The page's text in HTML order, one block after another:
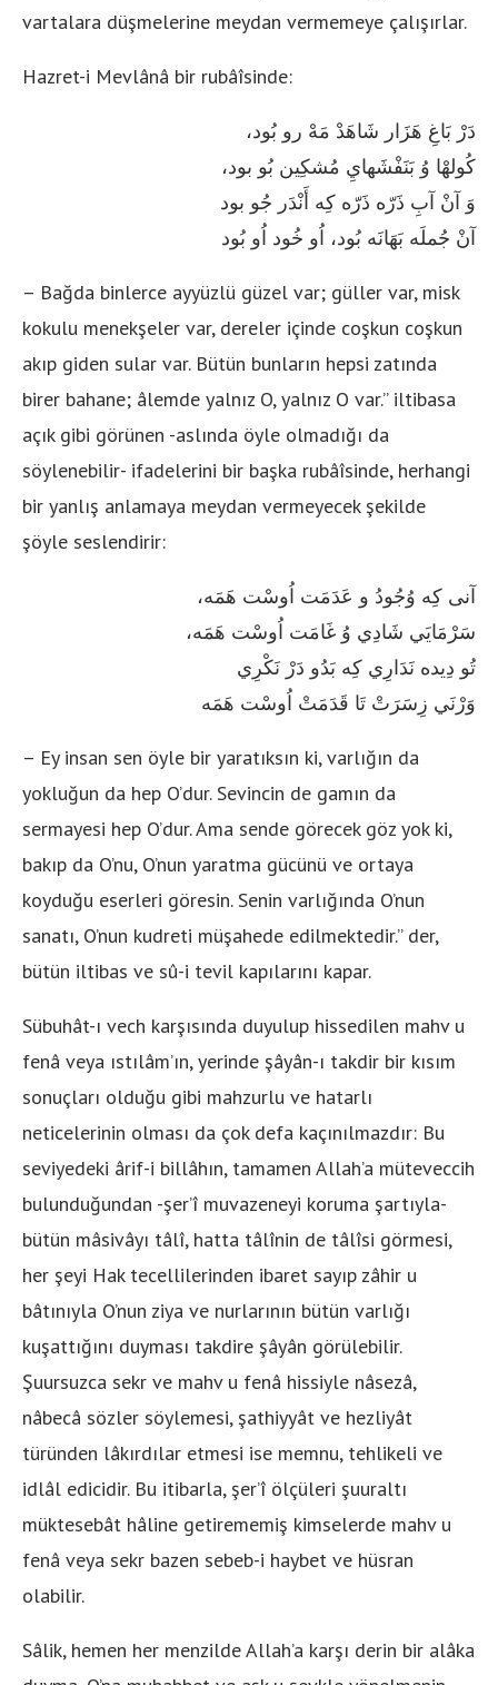
vartalara düşmelerine meydan vermemeye çalışırlar.
Hazret-i Mevlânâ bir rubâîsinde:
دَرْ بَاغِ هَزَار شَاهَدْ مَهْ رو بُود،
كُولهْا وُ بَنَفْشَهايِ مُشكِين بُو بود،
وَ آنْ آبِ ذَرّه ذَرّه كِه أَنْدَر جُو بود
آنْ جُملَه بَهَانَه بُود، اُو خُود اُو بُود
– Bağda binlerce ayyüzlü güzel var; güller var, misk
kokulu menekşeler var, dereler içinde coşkun coşkun
akıp giden sular var. Bütün bunların hepsi zatında
birer bahane; âlemde yalnız O, yalnız O var.” iltibasa
açık gibi görünen -aslında öyle olmadığı da
söylenebilir- ifadelerini bir başka rubâîsinde, herhangi
bir yanlış anlamaya meydan vermeyecek şekilde
şöyle seslendirir:
آنى كِه وُجُودُ و عَدَمَت اُوسْت هَمَه،
سَرْمَايَي شَادِي وُ غَامَت اُوسْت هَمَه،
تُو دِيده نَدَارِي كِه بَدُو دَرْ نَكْرِي
وَرْنَي زِسَرَتْ تَا قَدَمَتْ اُوسْت هَمَه
– Ey insan sen öyle bir yaratıksın ki, varlığın da
yokluğun da hep O’dur. Sevincin de gamın da
sermayesi hep O’dur. Ama sende görecek göz yok ki,
bakıp da O’nu, O’nun yaratma gücünü ve ortaya
koyduğu eserleri göresin. Senin varlığında O’nun
sanatı, O’nun kudreti müşahede edilmektedir.” der,
bütün iltibas ve sû-i tevil kapılarını kapar.
Sübuhât-ı vech karşısında duyulup hissedilen mahv u
fenâ veya ıstılâm’ın, yerinde şâyân-ı takdir bir kısım
sonuçları olduğu gibi mahzurlu ve hatarlı
neticelerinin olması da çok defa kaçınılmazdır: Bu
seviyedeki ârif-i billâhın, tamamen Allah’a müteveccih
bulunduğundan -şer’î muvazeneyi koruma şartıyla-
bütün mâsivâyı tâlî, hatta tâlînin de tâlîsi görmesi,
her şeyi Hak tecellilerinden ibaret sayıp zâhir u
bâtınıyla O’nun ziya ve nurlarının bütün varlığı
kuşattığını duyması takdire şâyân görülebilir.
Şuursuzca sekr ve mahv u fenâ hissiyle nâsezâ,
nâbecâ sözler söylemesi, şathiyyât ve hezliyât
türünden lâkırdılar etmesi ise memnu, tehlikeli ve
idlâl edicidir. Bu itibarla, şer’î ölçüleri şuuraltı
müktesebât hâline getirememiş kimselerde mahv u
fenâ veya sekr bazen sebeb-i haybet ve hüsran
olabilir.
Sâlik, hemen her menzilde Allah’a karşı derin bir alâka